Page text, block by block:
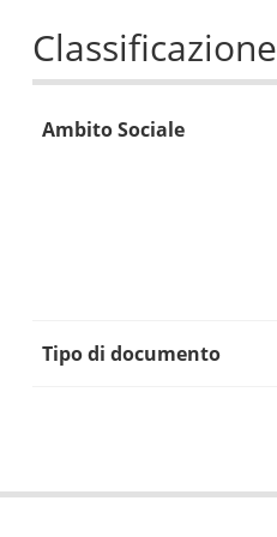
Classificazione
Ambito Sociale
Tipo di documento